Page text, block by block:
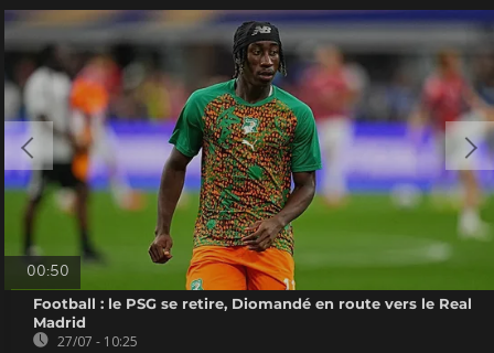
00:50
Football : le PSG se retire, Diomandé en route vers le Real
Madrid
27/07 - 10:25